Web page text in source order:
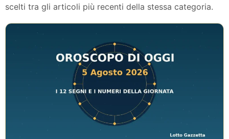
scelti tra gli articoli più recenti della stessa categoria.